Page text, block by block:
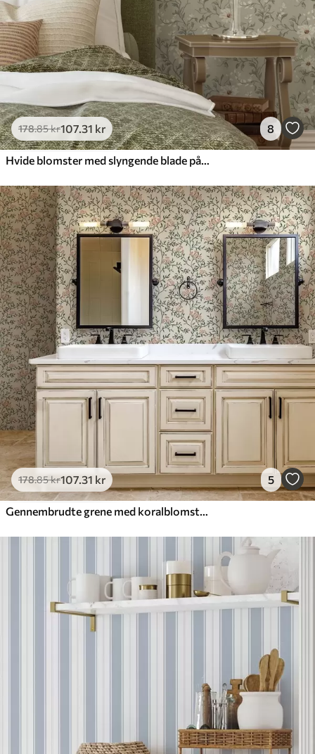
178.85kr107.31 kr 8
Hvide blomster med slyngende blade på lys baggrund
178.85kr107.31 kr 5
Gennembrudte grene med koralblomster, blomstermønster